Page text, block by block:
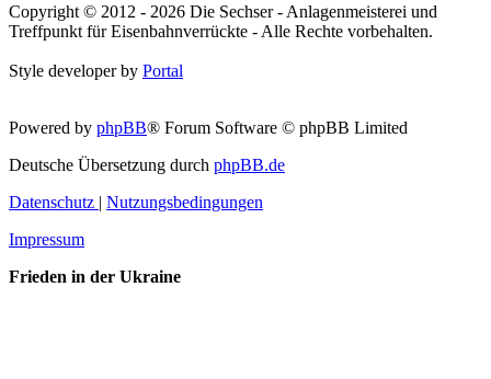
Copyright © 2012 - 2026 Die Sechser - Anlagenmeisterei und
Treffpunkt für Eisenbahnverrückte - Alle Rechte vorbehalten.
Style developer by Portal
Powered by phpBB® Forum Software © phpBB Limited
Deutsche Übersetzung durch phpBB.de
Datenschutz | Nutzungsbedingungen
Impressum
Frieden in der Ukraine